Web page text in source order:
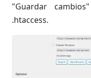
"Guardar
.htaccess.